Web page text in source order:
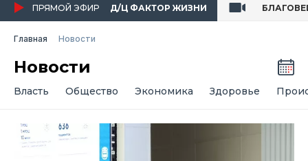
ПРЯМОЙ ЭФИР Д/Ц ФАКТОР ЖИЗНИ
Главная Новости
Новости
Власть Общество Экономика Здоровье